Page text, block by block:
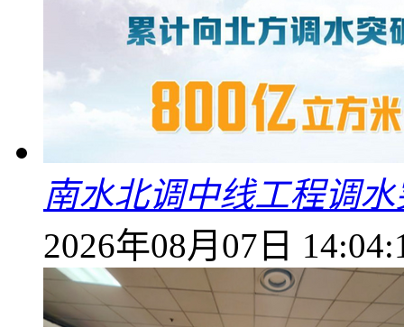
南水北调中线工程调
2026年08月07日